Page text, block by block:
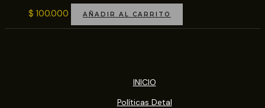
$ 100.000 AÑADIR AL CARRITO
INICIO
Políticas Detal